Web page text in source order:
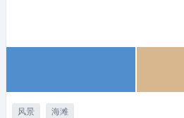
风景 海滩